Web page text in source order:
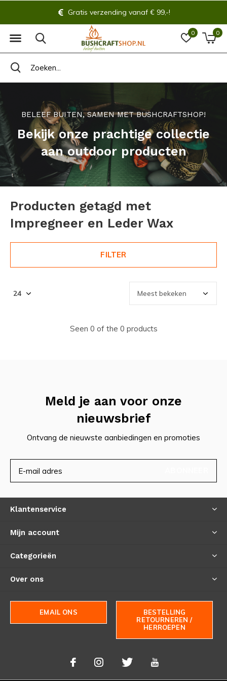
0 0
Gratis verzending vanaf € 99,-!
BELEEF BUITEN, SAMEN MET BUSHCRAFTSHOP!
Bekijk onze prachtige collectie
aan outdoor producten
Producten getagd met
Impregneer en Leder Wax
FILTER
Seen 0 of the 0 products
Meld je aan voor onze
nieuwsbrief
Ontvang de nieuwste aanbiedingen en promoties
Klantenservice
Mijn account
Categorieën
Over ons
EMAIL ONS
BESTELLING
RETOURNEREN /
HERROEPEN